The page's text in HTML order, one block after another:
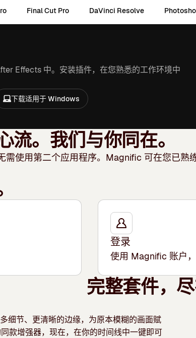
Final Cut Pro DaVinci Resolve
Effects 中。安装插件，在您熟悉的工作环境中
下载适用于 Windows
流。我们与你同在。
需使用第二个应用程序。Magnific 可在您已熟
登录
使用 Magnific 账户，
完整套件，
细节、更清晰的边缘，为原本模糊的画面赋
款增强器，现在，在你的时间线中一键即可